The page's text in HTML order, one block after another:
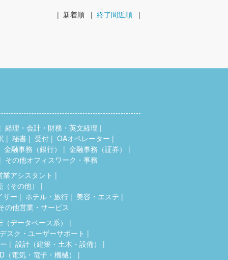
| 新着順 | 終了間近順 |
経理・会計・財務・英文経理
秘書 受付
OAオペレーター
金融事務（銀行）
金融事務（証券）
その他オフィスワーク・事務
業アシスタント
その他）
ザー
ホテル・旅行
美容・エステ
の他営業・サービス
（データベース系）
スク・ユーザーサポート
設計（建築・土木・設備）
（電気・電子・機械）